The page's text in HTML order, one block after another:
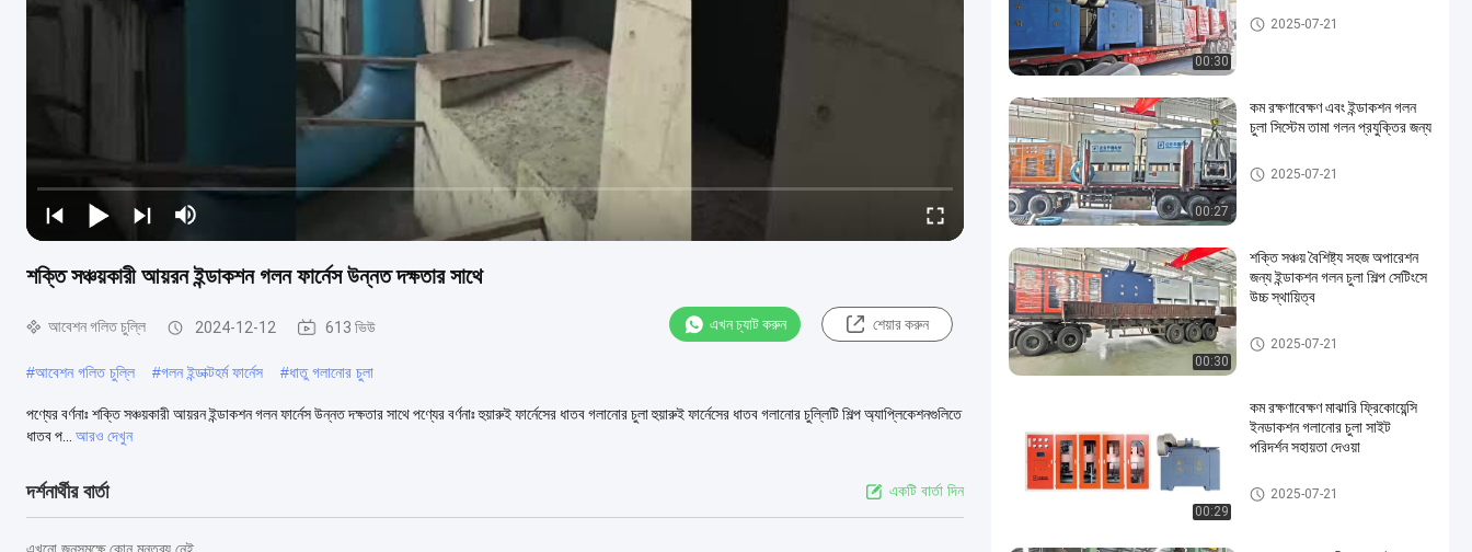
শক্তি সঞ্চয়কারী আয়রন ইন্ডাকশন গলন ফার্নেস উন্নত দক্ষতার সাথে
আবেশন গলিত চুল্লি 2024-12-12 613 ভিউ এখন চ্যাট করুন শেয়ার করুন
#আবেশন গলিত চুল্লি #গলন ইন্ডাক্টহর্ম ফার্নেস #ধাতু গলানোর চুলা
পণ্যের বর্ণনাঃ শক্তি সঞ্চয়কারী আয়রন ইন্ডাকশন গলন ফার্নেস উন্নত দক্ষতার সাথে পণ্যের বর্ণনাঃ হুয়ারুই ফার্নেসের ধাতব গলানোর চুলা হুয়ারুই ফার্নেসের ধাতব গলানোর চুল্লিটি শিল্প অ্যাপ্লিকেশনগুলিতে
ধাতব প...
আরও দেখুন
দর্শনার্থীর বার্তা একটি বার্তা দিন
এখনো জনসমক্ষে কোন মন্তব্য নেই
00:30
আবেশন গলিত চুল্লি
2025-07-21
00:27
কম রক্ষণাবেক্ষণ এবং ইন্ডাকশন গলন
চুলা সিস্টেম তামা গলন প্রযুক্তির জন্য
আবেশন গলিত চুল্লি
2025-07-21
00:30
শক্তি সঞ্চয় বৈশিষ্ট্য সহজ অপারেশন
জন্য ইন্ডাকশন গলন চুলা শিল্প সেটিংসে
উচ্চ স্থায়িত্ব
আবেশন গলিত চুল্লি
2025-07-21
00:29
কম রক্ষণাবেক্ষণ মাঝারি ফ্রিকোয়েন্সি
ইনডাকশন গলানোর চুলা সাইট
পরিদর্শন সহায়তা দেওয়া
আবেশন গলিত চুল্লি
2025-07-21